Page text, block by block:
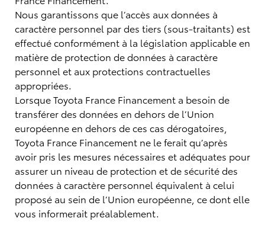
Nous garantissons que l’accès aux données à
caractère personnel par des tiers (sous-traitants) est
effectué conformément à la législation applicable en
matière de protection de données à caractère
personnel et aux protections contractuelles
appropriées.
Lorsque Toyota France Financement a besoin de
transférer des données en dehors de l’Union
européenne en dehors de ces cas dérogatoires,
Toyota France Financement ne le ferait qu’après
avoir pris les mesures nécessaires et adéquates pour
assurer un niveau de protection et de sécurité des
données à caractère personnel équivalent à celui
proposé au sein de l’Union européenne, ce dont elle
vous informerait préalablement.